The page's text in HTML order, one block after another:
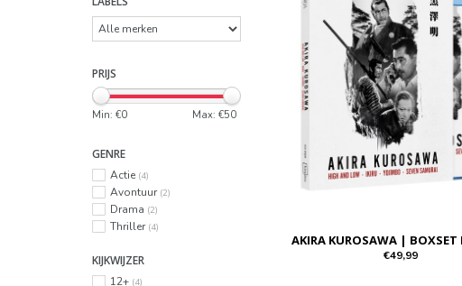
PRIJS
Min: €0 Max: €50
GENRE
Actie (4)
Avontuur (2)
Drama (2)
Thriller (4)
KIJKWIJZER
12+ (4)
AKIRA KUROSAWA | BOXSET
€49,99